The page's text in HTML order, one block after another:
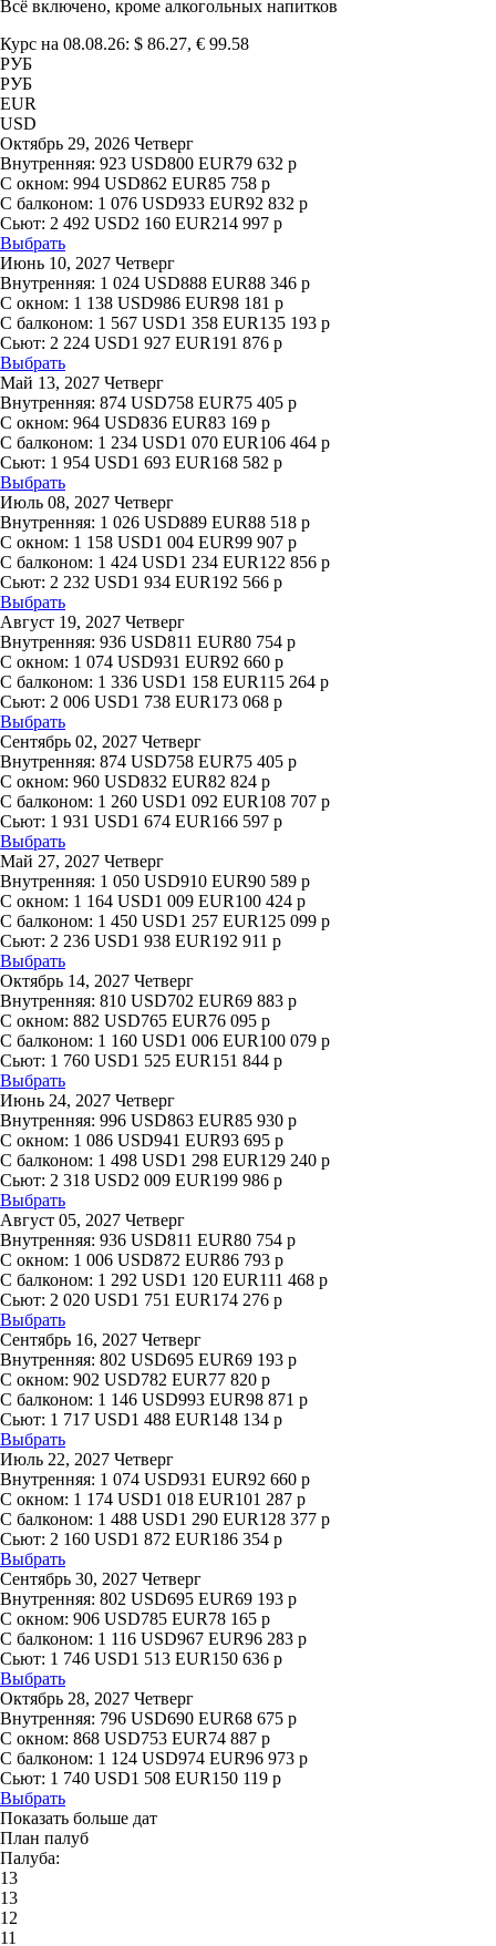
Всё включено, кроме алкогольных напитков
Курс на 08.08.26: $ 86.27, € 99.58
РУБ
РУБ
EUR
USD
Октябрь 29, 2026 Четверг
Внутренняя: 923 USD800 EUR79 632 р
С окном: 994 USD862 EUR85 758 р
С балконом: 1 076 USD933 EUR92 832 р
Сьют: 2 492 USD2 160 EUR214 997 р
Выбрать
Июнь 10, 2027 Четверг
Внутренняя: 1 024 USD888 EUR88 346 р
С окном: 1 138 USD986 EUR98 181 р
С балконом: 1 567 USD1 358 EUR135 193 р
Сьют: 2 224 USD1 927 EUR191 876 р
Выбрать
Май 13, 2027 Четверг
Внутренняя: 874 USD758 EUR75 405 р
С окном: 964 USD836 EUR83 169 р
С балконом: 1 234 USD1 070 EUR106 464 р
Сьют: 1 954 USD1 693 EUR168 582 р
Выбрать
Июль 08, 2027 Четверг
Внутренняя: 1 026 USD889 EUR88 518 р
С окном: 1 158 USD1 004 EUR99 907 р
С балконом: 1 424 USD1 234 EUR122 856 р
Сьют: 2 232 USD1 934 EUR192 566 р
Выбрать
Август 19, 2027 Четверг
Внутренняя: 936 USD811 EUR80 754 р
С окном: 1 074 USD931 EUR92 660 р
С балконом: 1 336 USD1 158 EUR115 264 р
Сьют: 2 006 USD1 738 EUR173 068 р
Выбрать
Сентябрь 02, 2027 Четверг
Внутренняя: 874 USD758 EUR75 405 р
С окном: 960 USD832 EUR82 824 р
С балконом: 1 260 USD1 092 EUR108 707 р
Сьют: 1 931 USD1 674 EUR166 597 р
Выбрать
Май 27, 2027 Четверг
Внутренняя: 1 050 USD910 EUR90 589 р
С окном: 1 164 USD1 009 EUR100 424 р
С балконом: 1 450 USD1 257 EUR125 099 р
Сьют: 2 236 USD1 938 EUR192 911 р
Выбрать
Октябрь 14, 2027 Четверг
Внутренняя: 810 USD702 EUR69 883 р
С окном: 882 USD765 EUR76 095 р
С балконом: 1 160 USD1 006 EUR100 079 р
Сьют: 1 760 USD1 525 EUR151 844 р
Выбрать
Июнь 24, 2027 Четверг
Внутренняя: 996 USD863 EUR85 930 р
С окном: 1 086 USD941 EUR93 695 р
С балконом: 1 498 USD1 298 EUR129 240 р
Сьют: 2 318 USD2 009 EUR199 986 р
Выбрать
Август 05, 2027 Четверг
Внутренняя: 936 USD811 EUR80 754 р
С окном: 1 006 USD872 EUR86 793 р
С балконом: 1 292 USD1 120 EUR111 468 р
Сьют: 2 020 USD1 751 EUR174 276 р
Выбрать
Сентябрь 16, 2027 Четверг
Внутренняя: 802 USD695 EUR69 193 р
С окном: 902 USD782 EUR77 820 р
С балконом: 1 146 USD993 EUR98 871 р
Сьют: 1 717 USD1 488 EUR148 134 р
Выбрать
Июль 22, 2027 Четверг
Внутренняя: 1 074 USD931 EUR92 660 р
С окном: 1 174 USD1 018 EUR101 287 р
С балконом: 1 488 USD1 290 EUR128 377 р
Сьют: 2 160 USD1 872 EUR186 354 р
Выбрать
Сентябрь 30, 2027 Четверг
Внутренняя: 802 USD695 EUR69 193 р
С окном: 906 USD785 EUR78 165 р
С балконом: 1 116 USD967 EUR96 283 р
Сьют: 1 746 USD1 513 EUR150 636 р
Выбрать
Октябрь 28, 2027 Четверг
Внутренняя: 796 USD690 EUR68 675 р
С окном: 868 USD753 EUR74 887 р
С балконом: 1 124 USD974 EUR96 973 р
Сьют: 1 740 USD1 508 EUR150 119 р
Выбрать
Показать больше дат
План палуб
Палуба:
13
13
12
11